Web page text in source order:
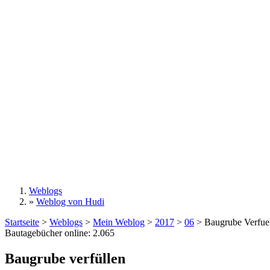
Sie sind hier
Weblogs
» Weblog von Hudi
Startseite > Weblogs > Mein Weblog > 2017 > 06 > Baugrube
Bautagebücher online: 2.065
Baugrube verfüllen